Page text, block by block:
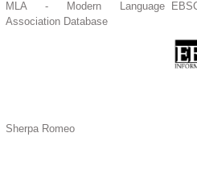
MLA - Modern Language
Association Database
Sherpa Romeo